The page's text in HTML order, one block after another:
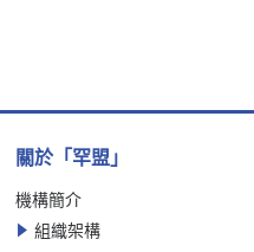
關於「罕盟」
機構簡介
組織架構